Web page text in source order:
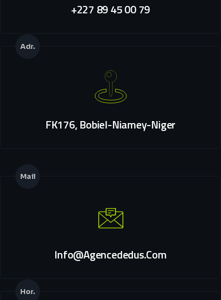
+227 89 45 00 79
Adr.
FK176, Bobiel-Niamey-Niger
Mail
Info@agencededus.com
Hor.